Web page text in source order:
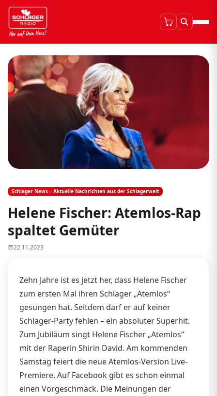
Schlager News – Aktuelle Nachrichten aus der Schlagerwelt
Helene Fischer: Atemlos-Rap
spaltet Gemüter
22.11.2023
Zehn Jahre ist es jetzt her, dass Helene Fischer
zum ersten Mal ihren Schlager „Atemlos“
gesungen hat. Seitdem darf er auf keiner
Schlager-Party fehlen – ein absoluter Superhit.
Zum Jubiläum singt Helene Fischer „Atemlos“
mit der Raperin Shirin David. Am kommenden
Samstag feiert die neue Atemlos-Version Live-
Premiere. Auf Facebook gibt es schon einmal
einen Vorgeschmack. Die Meinungen der